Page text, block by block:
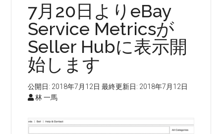
7月20日よりeBay
Service Metricsが
Seller Hubに表示開
始します
公開日: 2018年7月12日 最終更新日: 2018年7月12日
林 一馬